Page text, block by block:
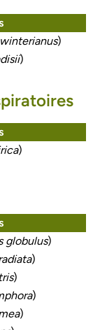
)
)
)
globulus)
)
)
)
)